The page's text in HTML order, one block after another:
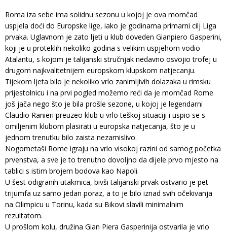
Roma iza sebe ima solidnu sezonu u kojoj je ova momčad
uspjela doći do Europske lige, iako je godinama primarni cilj Liga
prvaka. Uglavnom je zato ljeti u klub doveden Gianpiero Gasperini,
koji je u proteklih nekoliko godina s velikim uspjehom vodio
Atalantu, s kojom je talijanski stručnjak nedavno osvojio trofej u
drugom najkvalitetnijem europskom klupskom natjecanju.
Tijekom ljeta bilo je nekoliko vrlo zanimljivih dolazaka u rimsku
prijestolnicu i na prvi pogled možemo reći da je momčad Rome
još jača nego što je bila prošle sezone, u kojoj je legendarni
Claudio Ranieri preuzeo klub u vrlo teškoj situaciji i uspio se s
omiljenim klubom plasirati u europska natjecanja, što je u
jednom trenutku bilo zaista nezamislivo.
Nogometaši Rome igraju na vrlo visokoj razini od samog početka
prvenstva, a sve je to trenutno dovoljno da dijele prvo mjesto na
tablici s istim brojem bodova kao Napoli.
U šest odigranih utakmica, bivši talijanski prvak ostvario je pet
trijumfa uz samo jedan poraz, a to je bilo iznad svih očekivanja
na Olimpicu u Torinu, kada su Bikovi slavili minimalnim
rezultatom.
U prošlom kolu, družina Gian Piera Gasperinija ostvarila je vrlo